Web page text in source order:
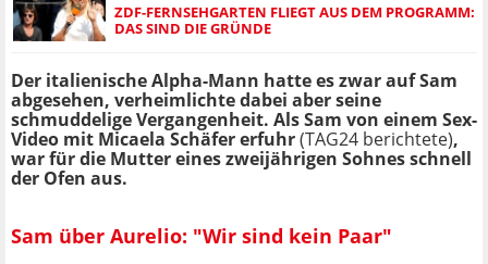
ZDF-FERNSEHGARTEN FLIEGT AUS DEM PROGRAMM:
DAS SIND DIE GRÜNDE
Der italienische Alpha-Mann hatte es zwar auf Sam
abgesehen, verheimlichte dabei aber seine
schmuddelige Vergangenheit. Als Sam von einem Sex-
Video mit Micaela Schäfer erfuhr(TAG24 berichtete),
war für die Mutter eines zweijährigen Sohnes schnell
der Ofen aus.
Sam über Aurelio: "Wir sind kein Paar"